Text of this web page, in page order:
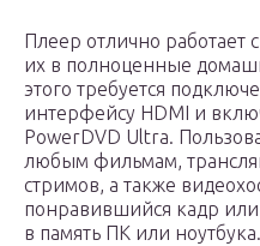
Плеер отлично работает
их в полноценные
этого требуется
интерфейсу HDMI и
PowerDVD Ultra.
любым фильмам,
стримов, а также
понравившийся кадр
в память ПК или ноутбука.